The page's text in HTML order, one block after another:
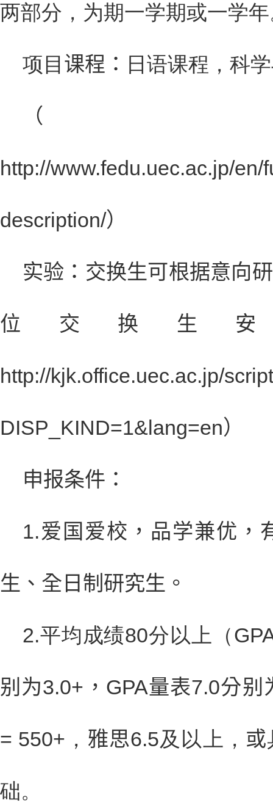
两部分，为期一学期或一学年
项目 课程： 日语课程，科
（
http://www.fedu.uec.ac.jp/
description/）
实验：交换生可根据意向
位交换生
http://kjk.office.uec.ac.jp/
DISP_KIND=1&lang=en）
申报条件：
1.爱国爱校，品学兼优，
生、全日制研究生。
2.平均成绩80分以上（
别为3.0+，GPA量表7.0分别
= 550+ ， 雅思6.5及以上， 或
础。